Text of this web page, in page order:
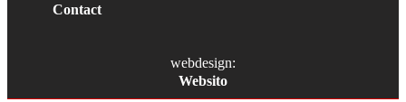
Contact
webdesign:
Websito